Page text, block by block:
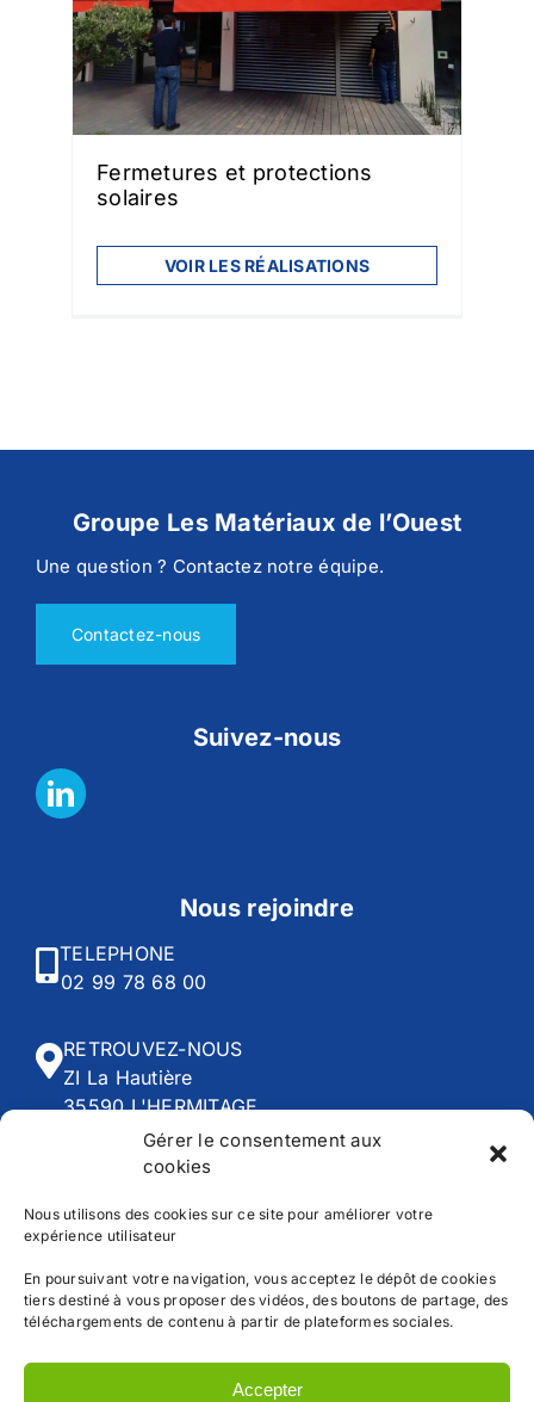
Gérer le consentement aux
cookies
Nous utilisons des cookies sur ce site pour améliorer votre
expérience utilisateur
En poursuivant votre navigation, vous acceptez le dépôt de cookies
tiers destiné à vous proposer des vidéos, des boutons de partage, des
téléchargements de contenu à partir de plateformes sociales.
Accepter
Fermetures et protections
solaires
VOIR LES RÉALISATIONS
Groupe Les Matériaux de l’Ouest
Une question ? Contactez notre équipe.
Contactez-nous
Suivez-nous
Nous rejoindre
TELEPHONE
02 99 78 68 00
RETROUVEZ-NOUS
ZI La Hautière
35590 L'HERMITAGE
HORAIRES
Du lundi au vendredi :
8h00 - 12h30 | 13h45 - 18h30
Accueil
CGV